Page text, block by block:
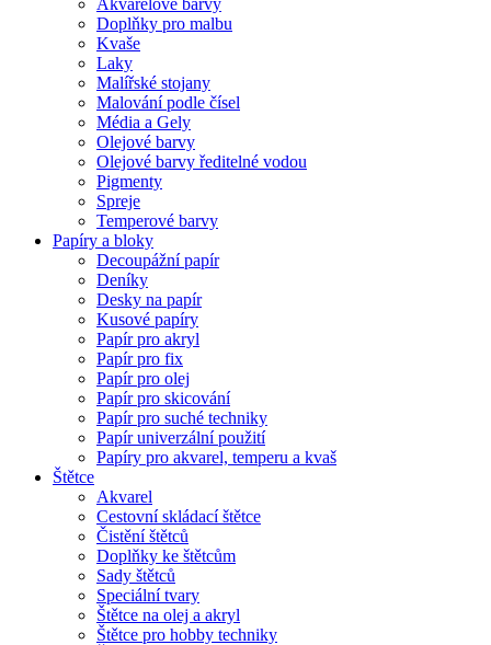
Akvarelové barvy
Doplňky pro malbu
Kvaše
Laky
Malířské stojany
Malování podle čísel
Média a Gely
Olejové barvy
Olejové barvy ředitelné vodou
Pigmenty
Spreje
Temperové barvy
Papíry a bloky
Decoupážní papír
Deníky
Desky na papír
Kusové papíry
Papír pro akryl
Papír pro fix
Papír pro olej
Papír pro skicování
Papír pro suché techniky
Papír univerzální použití
Papíry pro akvarel, temperu a kvaš
Štětce
Akvarel
Cestovní skládací štětce
Čistění štětců
Doplňky ke štětcům
Sady štětců
Speciální tvary
Štětce na olej a akryl
Štětce pro hobby techniky